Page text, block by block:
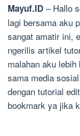
Mayuf.ID – Hallo
lagi bersama aku
sangat amatir ini,
ngerilis artikel
malahan aku
sama media
dengan tutorial
bookmark ya jika